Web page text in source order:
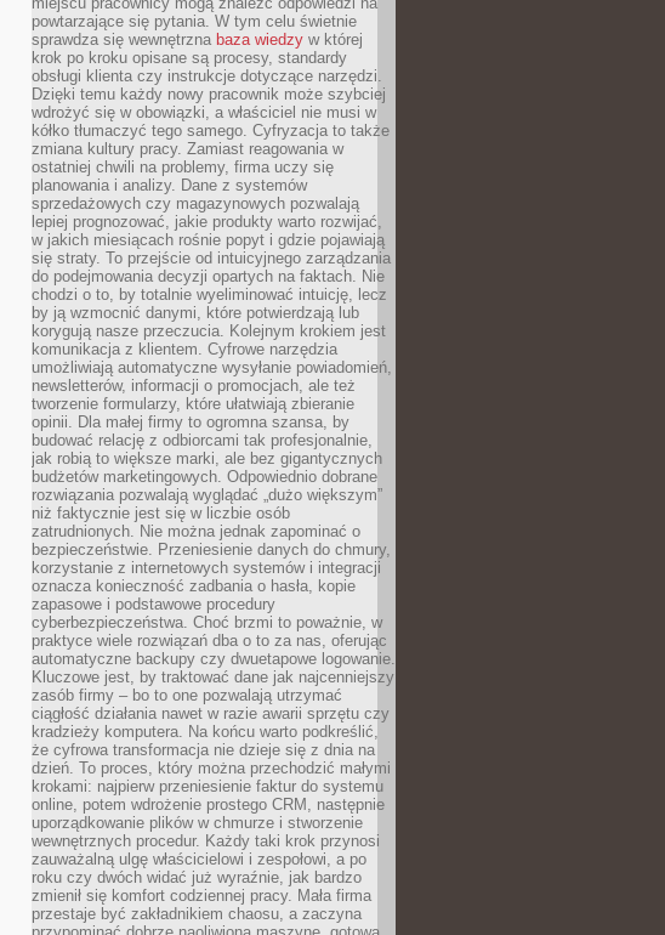
powtarzające się pytania. W tym celu świetnie
sprawdza się wewnętrzna baza wiedzy w której
krok po kroku opisane są procesy, standardy
obsługi klienta czy instrukcje dotyczące narzędzi.
Dzięki temu każdy nowy pracownik może szybciej
wdrożyć się w obowiązki, a właściciel nie musi w
kółko tłumaczyć tego samego. Cyfryzacja to także
zmiana kultury pracy. Zamiast reagowania w
ostatniej chwili na problemy, firma uczy się
planowania i analizy. Dane z systemów
sprzedażowych czy magazynowych pozwalają
lepiej prognozować, jakie produkty warto rozwijać,
w jakich miesiącach rośnie popyt i gdzie pojawiają
się straty. To przejście od intuicyjnego zarządzania
do podejmowania decyzji opartych na faktach. Nie
chodzi o to, by totalnie wyeliminować intuicję, lecz
by ją wzmocnić danymi, które potwierdzają lub
korygują nasze przeczucia. Kolejnym krokiem jest
komunikacja z klientem. Cyfrowe narzędzia
umożliwiają automatyczne wysyłanie powiadomień,
newsletterów, informacji o promocjach, ale też
tworzenie formularzy, które ułatwiają zbieranie
opinii. Dla małej firmy to ogromna szansa, by
budować relację z odbiorcami tak profesjonalnie,
jak robią to większe marki, ale bez gigantycznych
budżetów marketingowych. Odpowiednio dobrane
rozwiązania pozwalają wyglądać „dużo większym”
niż faktycznie jest się w liczbie osób
zatrudnionych. Nie można jednak zapominać o
bezpieczeństwie. Przeniesienie danych do chmury,
korzystanie z internetowych systemów i integracji
oznacza konieczność zadbania o hasła, kopie
zapasowe i podstawowe procedury
cyberbezpieczeństwa. Choć brzmi to poważnie, w
praktyce wiele rozwiązań dba o to za nas, oferując
automatyczne backupy czy dwuetapowe logowanie.
Kluczowe jest, by traktować dane jak najcenniejszy
zasób firmy – bo to one pozwalają utrzymać
ciągłość działania nawet w razie awarii sprzętu czy
kradzieży komputera. Na końcu warto podkreślić,
że cyfrowa transformacja nie dzieje się z dnia na
dzień. To proces, który można przechodzić małymi
krokami: najpierw przeniesienie faktur do systemu
online, potem wdrożenie prostego CRM, następnie
uporządkowanie plików w chmurze i stworzenie
wewnętrznych procedur. Każdy taki krok przynosi
zauważalną ulgę właścicielowi i zespołowi, a po
roku czy dwóch widać już wyraźnie, jak bardzo
zmienił się komfort codziennej pracy. Mała firma
przestaje być zakładnikiem chaosu, a zaczyna